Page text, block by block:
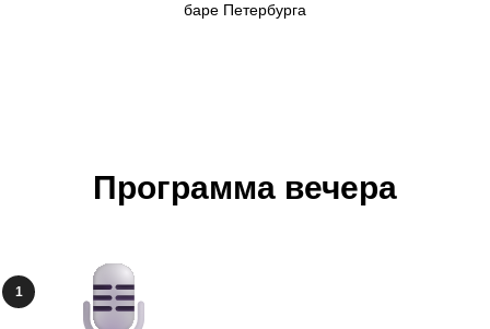
баре Петербурга
Программа вечера